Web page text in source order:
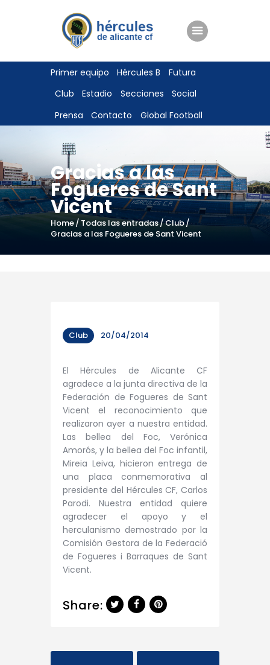
Primer equipo Hércules B
Futura
Club
Estadio Secciones
Social
Prensa
Contacto Global Football
Gracias a las
Fogueres de Sant
Vicent
Home Todas las entradas Club
Gracias a las Fogueres de Sant Vicent
ENTRADAS
TIENDA
HÉRCULESCF100
Club 20/04/2014
El Hércules de Alicante CF
agradece a la junta directiva de la
Federación de Fogueres de Sant
Vicent el reconocimiento que
realizaron ayer a nuestra entidad.
Las bellea del Foc, Verónica
Amorós, y la bellea del Foc infantil,
Mireia Leiva, hicieron entrega de
una placa conmemorativa al
presidente del Hércules CF, Carlos
Parodi. Nuestra entidad quiere
agradecer el apoyo y el
herculanismo demostrado por la
Comisión Gestora de la Federació
de Fogueres i Barraques de Sant
Vicent.
Share: